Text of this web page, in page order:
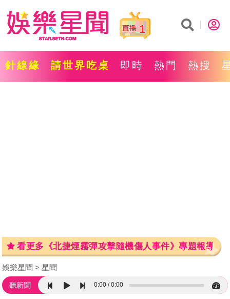
1
針線緣 請世界吃桌 即時 熱門 熱搜
看更多《北捷煙霧彈攻擊隨機傷人事件》專題報導
娛樂星聞 星聞
聽新聞 0:00 0:00